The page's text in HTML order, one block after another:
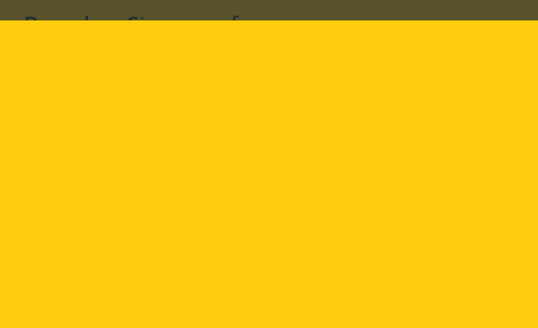
Besuchen Sie uns auf: